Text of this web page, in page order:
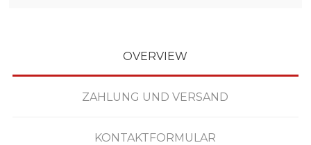
OVERVIEW
ZAHLUNG UND VERSAND
KONTAKTFORMULAR